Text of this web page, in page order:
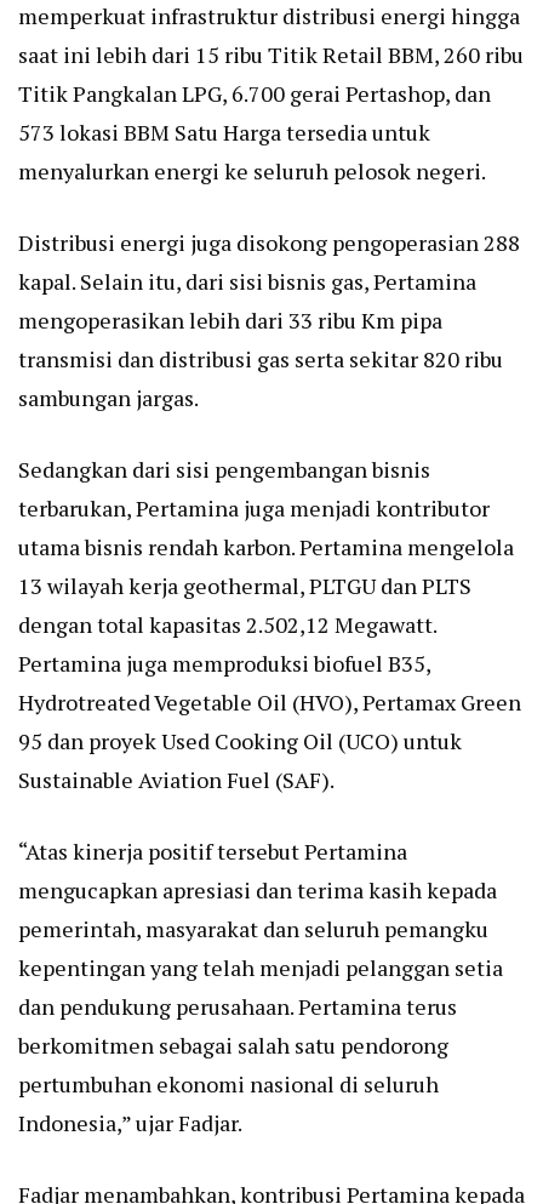
memperkuat infrastruktur distribusi energi hingga
saat ini lebih dari 15 ribu Titik Retail BBM, 260 ribu
Titik Pangkalan LPG, 6.700 gerai Pertashop, dan
573 lokasi BBM Satu Harga tersedia untuk
menyalurkan energi ke seluruh pelosok negeri.
Distribusi energi juga disokong pengoperasian 288
kapal. Selain itu, dari sisi bisnis gas, Pertamina
mengoperasikan lebih dari 33 ribu Km pipa
transmisi dan distribusi gas serta sekitar 820 ribu
sambungan jargas.
Sedangkan dari sisi pengembangan bisnis
terbarukan, Pertamina juga menjadi kontributor
utama bisnis rendah karbon. Pertamina mengelola
13 wilayah kerja geothermal, PLTGU dan PLTS
dengan total kapasitas 2.502,12 Megawatt.
Pertamina juga memproduksi biofuel B35,
Hydrotreated Vegetable Oil (HVO), Pertamax Green
95 dan proyek Used Cooking Oil (UCO) untuk
Sustainable Aviation Fuel (SAF).
“Atas kinerja positif tersebut Pertamina
mengucapkan apresiasi dan terima kasih kepada
pemerintah, masyarakat dan seluruh pemangku
kepentingan yang telah menjadi pelanggan setia
dan pendukung perusahaan. Pertamina terus
berkomitmen sebagai salah satu pendorong
pertumbuhan ekonomi nasional di seluruh
Indonesia,” ujar Fadjar.
Fadjar menambahkan, kontribusi Pertamina kepada